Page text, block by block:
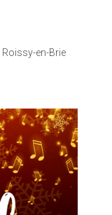
Roissy-en-Brie